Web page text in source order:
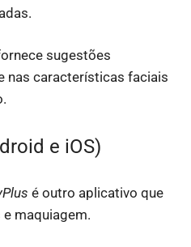
sugestões
nas características faciais
e iOS)
é outro aplicativo que
maquiagem.